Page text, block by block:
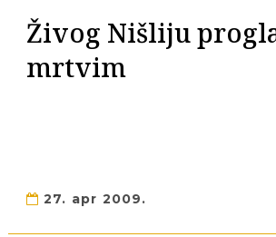
Živog Nišliju
mrtvim
27. apr 2009.